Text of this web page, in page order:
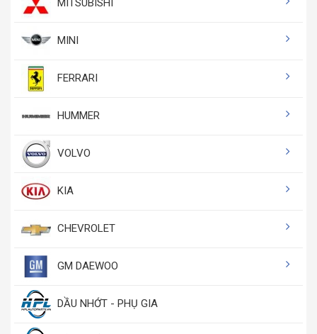
MITSUBISHI
MINI
FERRARI
HUMMER
VOLVO
KIA
CHEVROLET
GM DAEWOO
DẦU NHỚT - PHỤ GIA